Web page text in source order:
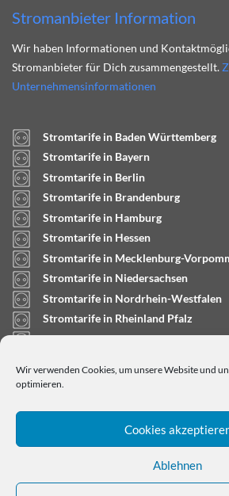
Wir verwenden Cookies, um unsere Website und
optimieren.
Cookies
Ablehnen
Stromanbieter Information
Wir haben Informationen und
Stromanbieter für Dich zusammengestellt.
Unternehmensinformationen
Stromtarife in Baden Württemberg
Stromtarife in Bayern
Stromtarife in Berlin
Stromtarife in Brandenburg
Stromtarife in Hamburg
Stromtarife in Hessen
Stromtarife in Mecklenburg-
Stromtarife in Niedersachsen
Stromtarife in Nordrhein-Westfalen
Stromtarife in Rheinland Pfalz
Stromtarife in Saarland
Stromtarife in Schleswig-Holstein